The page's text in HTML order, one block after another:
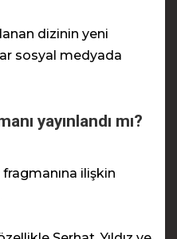
dizinin yeni
sosyal medyada
yayınlandı mı?
ilişkin